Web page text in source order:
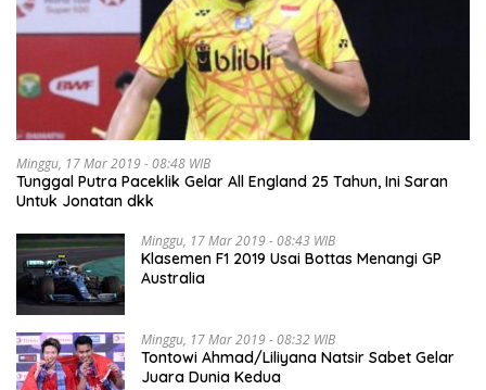
Minggu, 17 Mar 2019 - 08:48 WIB
Tunggal Putra Paceklik Gelar All England 25 Tahun, Ini Saran
Untuk Jonatan dkk
Minggu, 17 Mar 2019 - 08:43 WIB
Klasemen F1 2019 Usai Bottas Menangi GP
Australia
Minggu, 17 Mar 2019 - 08:32 WIB
Tontowi Ahmad/Liliyana Natsir Sabet Gelar
Juara Dunia Kedua